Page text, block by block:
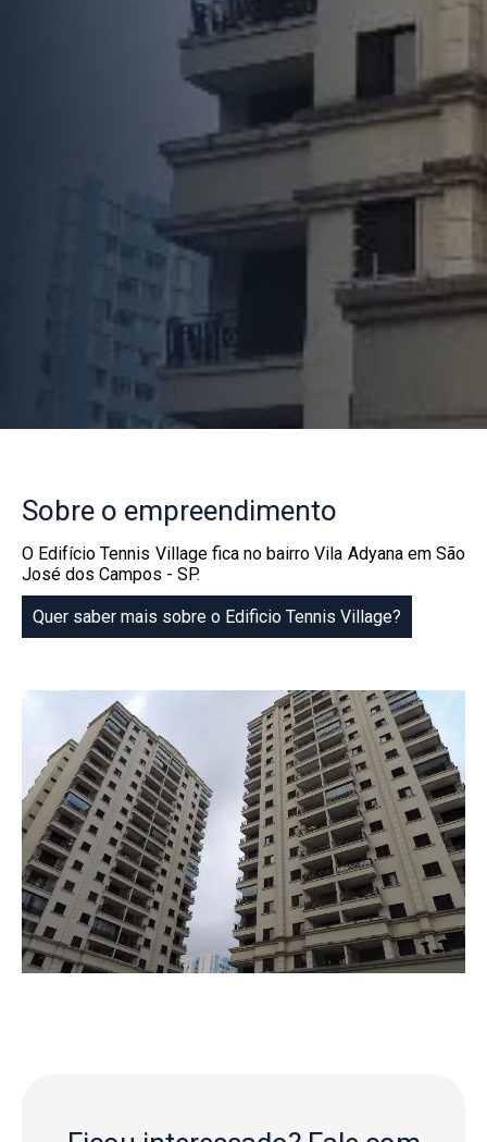
Sobre o empreendimento
O Edifício Tennis Village fica no bairro Vila Adyana em São
José dos Campos - SP.
Quer saber mais sobre o Edificio Tennis Village?